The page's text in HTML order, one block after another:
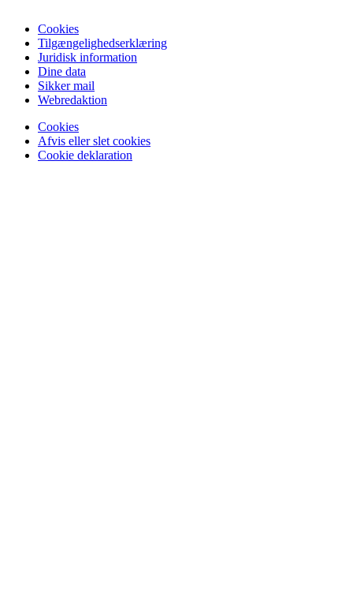
Cookies
Tilgængelighedserklæring
Juridisk information
Dine data
Sikker mail
Webredaktion
Cookies
Afvis eller slet cookies
Cookie deklaration